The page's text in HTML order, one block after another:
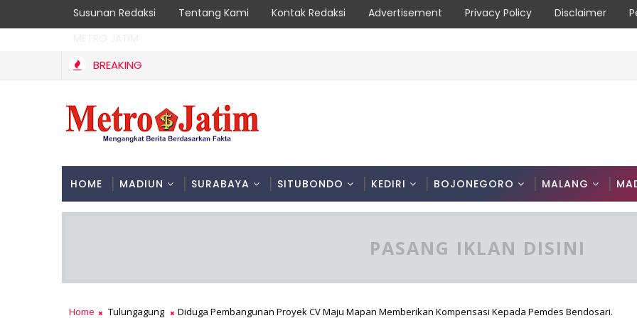
Susunan Redaksi Tentang Kami Kontak Redaksi Advertisement Privacy Policy Disclaimer
BREAKING
HOME MADIUN SURABAYA SITUBONDO KEDIRI BOJONEGORO MALANG
PASANG IKLAN DISINI
Home Tulungagung Diduga Pembangunan Proyek CV Maju Mapan Memberikan Kompensasi Kepada Pemdes Bendosari.